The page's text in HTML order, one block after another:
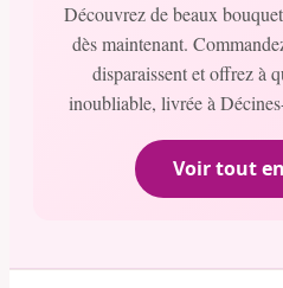
Découvrez de beaux
dès maintenant.
disparaissent et offrez à
inoubliable, livrée à
Voir tout en